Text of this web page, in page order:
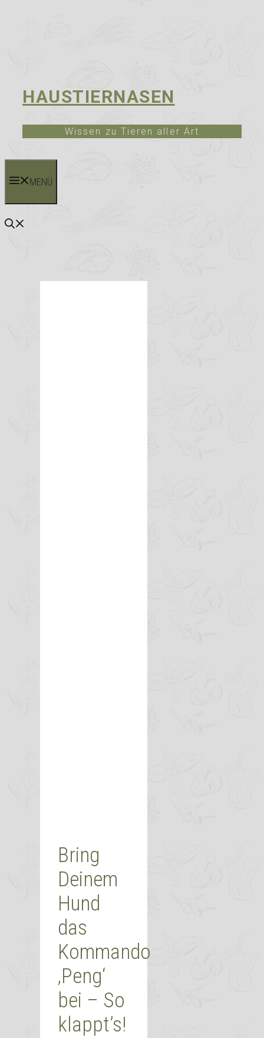
HAUSTIERNASEN
Wissen zu Tieren aller Art
MENÜ
Bring
Deinem
Hund
das
Kommando
‚Peng‘
bei – So
klappt’s!